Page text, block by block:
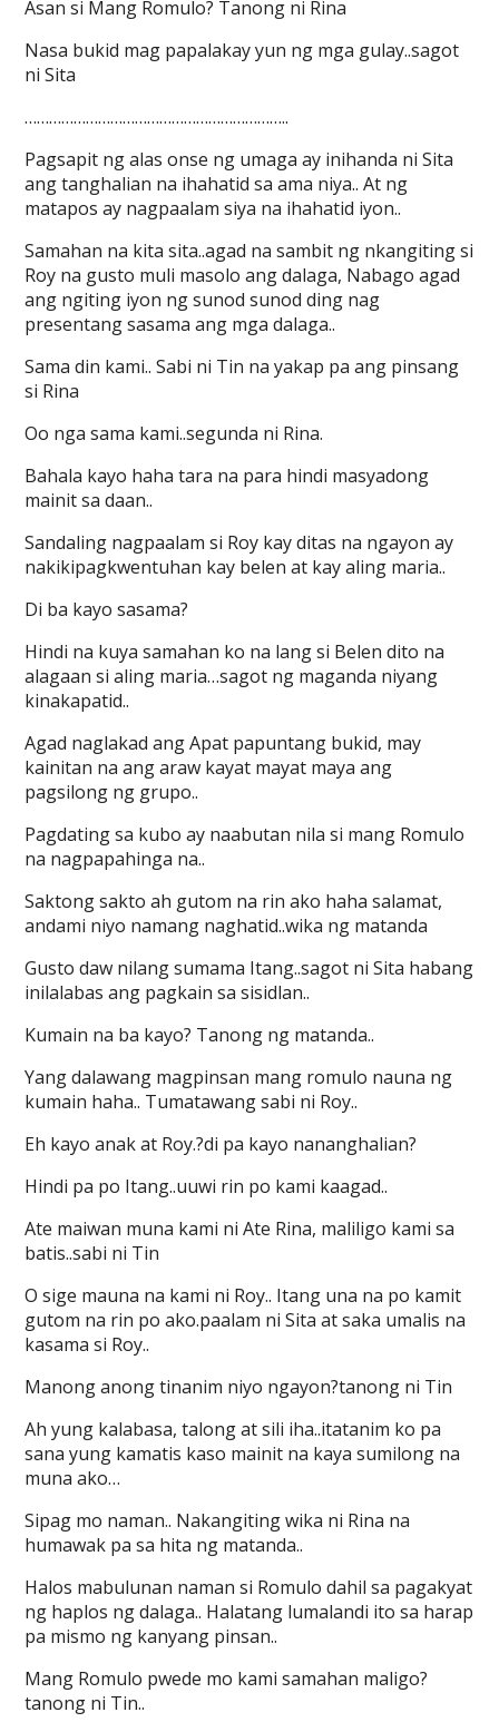
Asan si Mang Romulo? Tanong ni Rina
Nasa bukid mag papalakay yun ng mga gulay..sagot
ni Sita
………………………………………………………..
Pagsapit ng alas onse ng umaga ay inihanda ni Sita
ang tanghalian na ihahatid sa ama niya.. At ng
matapos ay nagpaalam siya na ihahatid iyon..
Samahan na kita sita..agad na sambit ng nkangiting si
Roy na gusto muli masolo ang dalaga, Nabago agad
ang ngiting iyon ng sunod sunod ding nag
presentang sasama ang mga dalaga..
Sama din kami.. Sabi ni Tin na yakap pa ang pinsang
si Rina
Oo nga sama kami..segunda ni Rina.
Bahala kayo haha tara na para hindi masyadong
mainit sa daan..
Sandaling nagpaalam si Roy kay ditas na ngayon ay
nakikipagkwentuhan kay belen at kay aling maria..
Di ba kayo sasama?
Hindi na kuya samahan ko na lang si Belen dito na
alagaan si aling maria…sagot ng maganda niyang
kinakapatid..
Agad naglakad ang Apat papuntang bukid, may
kainitan na ang araw kayat mayat maya ang
pagsilong ng grupo..
Pagdating sa kubo ay naabutan nila si mang Romulo
na nagpapahinga na..
Saktong sakto ah gutom na rin ako haha salamat,
andami niyo namang naghatid..wika ng matanda
Gusto daw nilang sumama Itang..sagot ni Sita habang
inilalabas ang pagkain sa sisidlan..
Kumain na ba kayo? Tanong ng matanda..
Yang dalawang magpinsan mang romulo nauna ng
kumain haha.. Tumatawang sabi ni Roy..
Eh kayo anak at Roy.?di pa kayo nananghalian?
Hindi pa po Itang..uuwi rin po kami kaagad..
Ate maiwan muna kami ni Ate Rina, maliligo kami sa
batis..sabi ni Tin
O sige mauna na kami ni Roy.. Itang una na po kamit
gutom na rin po ako.paalam ni Sita at saka umalis na
kasama si Roy..
Manong anong tinanim niyo ngayon?tanong ni Tin
Ah yung kalabasa, talong at sili iha..itatanim ko pa
sana yung kamatis kaso mainit na kaya sumilong na
muna ako…
Sipag mo naman.. Nakangiting wika ni Rina na
humawak pa sa hita ng matanda..
Halos mabulunan naman si Romulo dahil sa pagakyat
ng haplos ng dalaga.. Halatang lumalandi ito sa harap
pa mismo ng kanyang pinsan..
Mang Romulo pwede mo kami samahan maligo?
tanong ni Tin..